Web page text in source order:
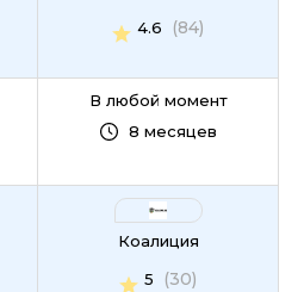
4.6
(84)
В любой момент
8 месяцев
Коалиция
5
(30)